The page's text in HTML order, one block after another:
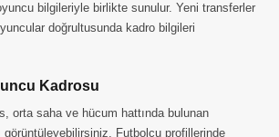
bilgileriyle birlikte sunulur. Yeni transferler
doğrultusunda kadro bilgileri
Kadrosu
orta saha ve hücum hattında bulunan
görüntüleyebilirsiniz. Futbolcu profillerinde